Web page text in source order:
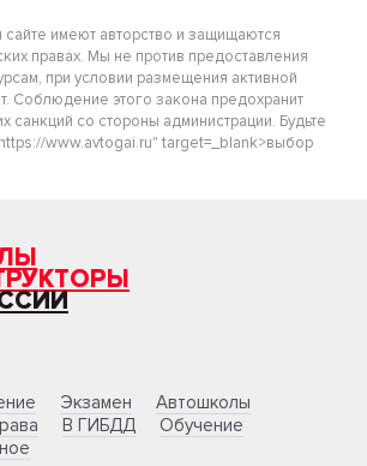
сайте имеют авторство и защищаются
правах. Мы не против предоставления
при условии размещения активной
Соблюдение этого закона предохранит
санкций со стороны администрации. Будьте
www.avtogai.ru" target=_blank>выбор
Экзамен
Автошколы
В ГИБДД
Обучение